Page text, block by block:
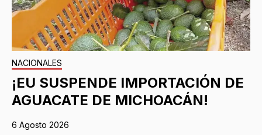
NACIONALES
¡EU SUSPENDE IMPORTACIÓN DE
AGUACATE DE MICHOACÁN!
6 Agosto 2026